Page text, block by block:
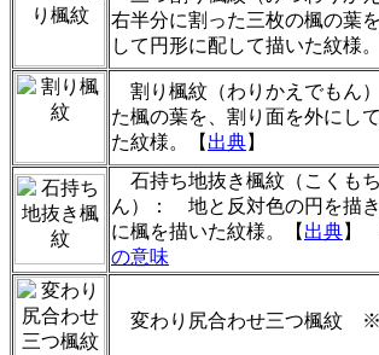
右半分に割った三枚の楓の葉
して円形に配して描いた紋様
割り楓紋（わりかえでもん
た楓の葉を、割り面を外にし
た紋様。【 出典】
石持ち地抜き楓紋（こくも
ん）： 地と反対色の円を描
に楓を描いた紋様。【 出典】
の意味
変わり尻合わせ三つ楓紋 ※